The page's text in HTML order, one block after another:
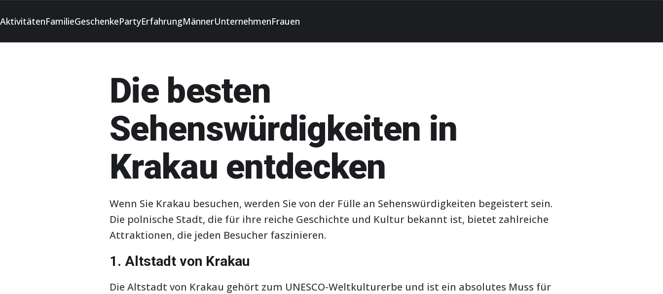
AktivitätenFamilieGeschenkePartyErfahrungMännerUnternehmenFrauen
Die besten
Sehenswürdigkeiten in
Krakau entdecken
Wenn Sie Krakau besuchen, werden Sie von der Fülle an Sehenswürdigkeiten begeistert sein.
Die polnische Stadt, die für ihre reiche Geschichte und Kultur bekannt ist, bietet zahlreiche
Attraktionen, die jeden Besucher faszinieren.
1. Altstadt von Krakau
Die Altstadt von Krakau gehört zum UNESCO-Weltkulturerbe und ist ein absolutes Muss für